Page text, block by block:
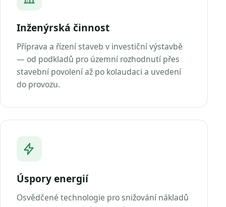
Inženýrská činnost
Příprava a řízení staveb v investiční výstavbě
— od podkladů pro územní rozhodnutí přes
stavební povolení až po kolaudaci a uvedení
do provozu.
Úspory energií
Osvědčené technologie pro snižování nákladů